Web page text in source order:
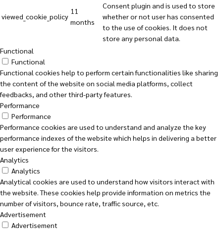
viewed_cookie_policy
11
months
Consent plugin and is used to store
whether or not user has consented
to the use of cookies. It does not
store any personal data.
Functional
Functional
Functional cookies help to perform certain functionalities like sharing
the content of the website on social media platforms, collect
feedbacks, and other third-party features.
Performance
Performance
Performance cookies are used to understand and analyze the key
performance indexes of the website which helps in delivering a better
user experience for the visitors.
Analytics
Analytics
Analytical cookies are used to understand how visitors interact with
the website. These cookies help provide information on metrics the
number of visitors, bounce rate, traffic source, etc.
Advertisement
Advertisement